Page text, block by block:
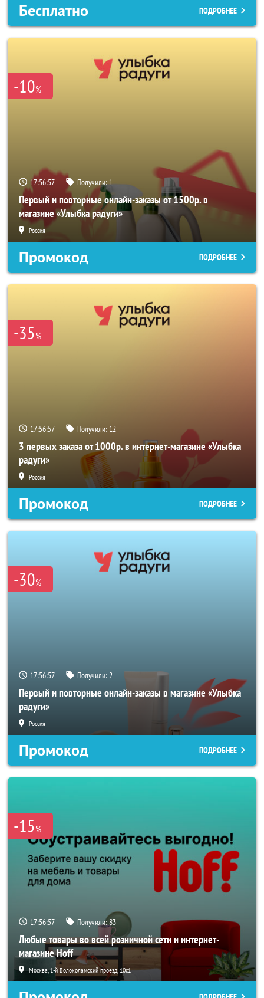
Бесплатно ПОДРОБНЕЕ
-10%
17:56:56 Получили:1
Первый и повторные онлайн-заказы от 1500р. в
магазине «Улыбка радуги»
Россия
Промокод ПОДРОБНЕЕ
-35%
17:56:56 Получили: 12
3 первых заказа от 1000р. в интернет-магазине «Улыбка
радуги»
Россия
Промокод ПОДРОБНЕЕ
-30%
17:56:56 Получили:2
Первый и повторные онлайн-заказы в магазине «Улыбка
радуги»
Россия
Промокод ПОДРОБНЕЕ
-15%
17:56:56 Получили:83
Любые товары во всей розничной сети и интернет-
магазине Hoff
Москва, 1-й Волоколамский проезд, 10с1